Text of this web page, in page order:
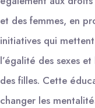
et des femmes, en
initiatives qui
l’égalité des sexes
des filles. Cette
changer les